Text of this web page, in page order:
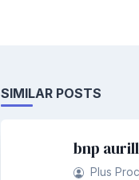
SIMILAR POSTS
bnp
Plus